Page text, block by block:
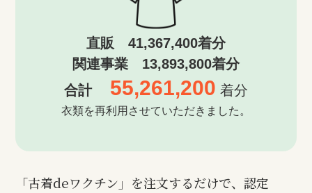
直販 41,367,400着分
関連事業 13,893,800着分
合計 55,261,200 着分
衣類を再利用させていただきました。
「古着deワクチン」を注文するだけで、認定